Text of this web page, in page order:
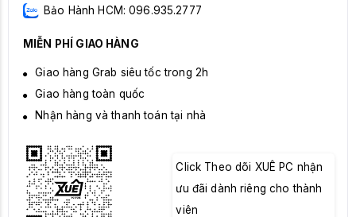
Bảo Hành HCM: 096.935.2777
MIỄN PHÍ GIAO HÀNG
Giao hàng Grab siêu tốc trong 2h
Giao hàng toàn quốc
Nhận hàng và thanh toán tại nhà
Click Theo dõi XUÊ PC nhận
ưu đãi dành riêng cho thành
viên